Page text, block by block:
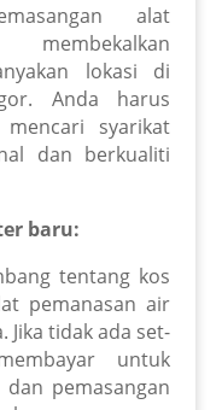
alat
lokasi di
Anda harus
syarikat
dan berkualiti
baru:
tentang kos
pemanasan air
Jika tidak ada set-
untuk
pemasangan